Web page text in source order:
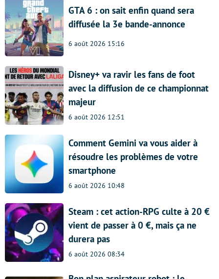
GTA 6 : on sait enfin quand sera
diffusée la 3e bande-annonce
6 août 2026 15:16
Disney+ va ravir les fans de foot
avec la diffusion de ce championnat
majeur
6 août 2026 12:51
Comment Gemini va vous aider à
résoudre les problèmes de votre
smartphone
6 août 2026 10:48
Steam : cet action-RPG culte à 20 €
vient de passer à 0 €, mais ça ne
durera pas
6 août 2026 08:34